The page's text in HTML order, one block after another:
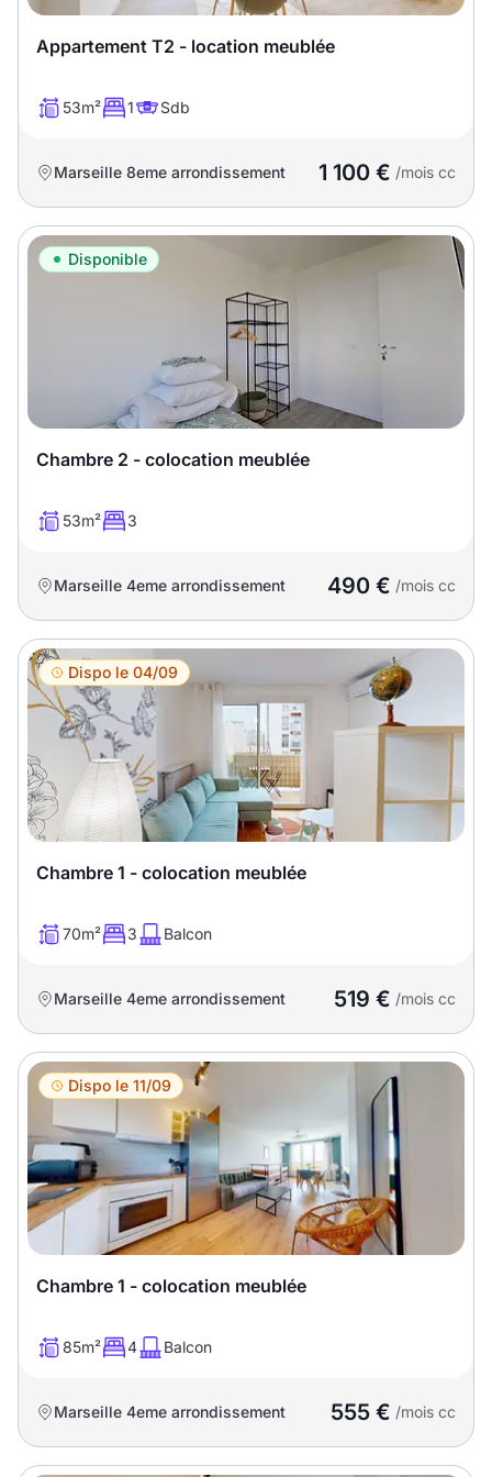
Appartement T2 - location meublée
53m² 1 Sdb
Marseille 8eme arrondissement 1 100 € /mois cc
Disponible
Chambre 2 - colocation meublée
53m² 3
Marseille 4eme arrondissement 490 € /mois cc
Dispo le 04/09
Chambre 1 - colocation meublée
70m² 3 Balcon
Marseille 4eme arrondissement 519 € /mois cc
Dispo le 11/09
Chambre 1 - colocation meublée
85m² 4 Balcon
Marseille 4eme arrondissement 555 € /mois cc